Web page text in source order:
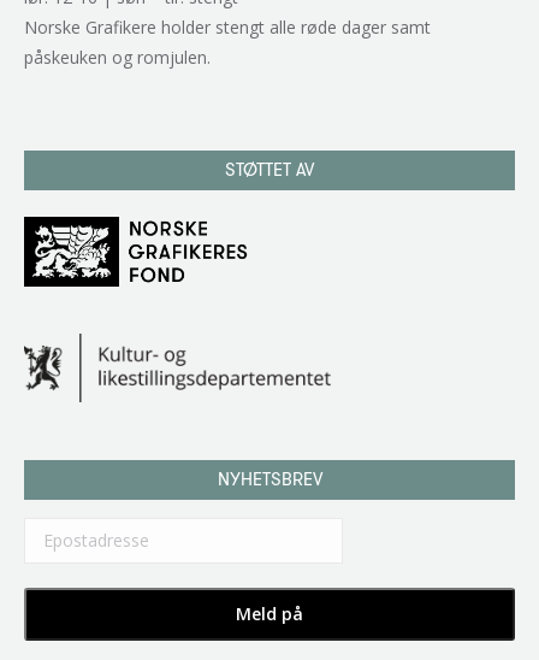
Norske Grafikere holder stengt alle røde dager samt
påskeuken og romjulen.
STØTTET AV
NYHETSBREV